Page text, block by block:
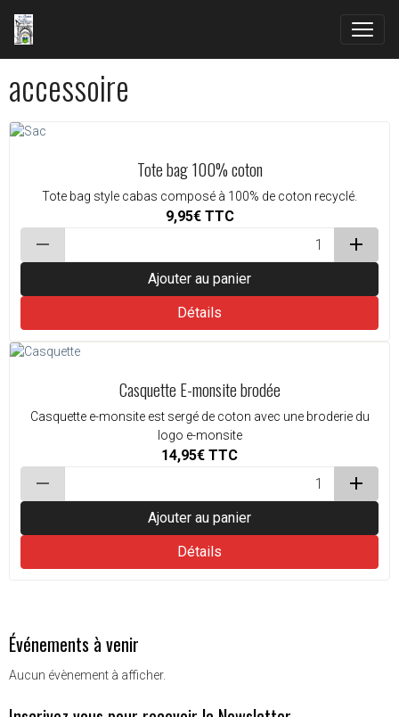
accessoire
Tote bag 100% coton
Tote bag style cabas composé à 100% de coton recyclé.
9,95€ TTC
Ajouter au panier
Détails
Casquette E-monsite brodée
Casquette e-monsite est sergé de coton avec une broderie du
logo e-monsite
14,95€ TTC
Ajouter au panier
Détails
Événements à venir
Aucun évènement à afficher.